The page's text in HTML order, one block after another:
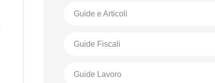
Guide e Articoli
Guide Fiscali
Guide Lavoro